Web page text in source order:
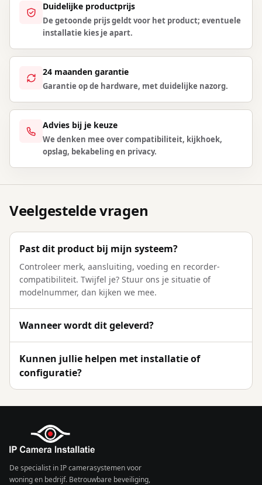
Duidelijke productprijs
De getoonde prijs geldt voor het product; eventuele
installatie kies je apart.
24 maanden garantie
Garantie op de hardware, met duidelijke nazorg.
Advies bij je keuze
We denken mee over compatibiliteit, kijkhoek,
opslag, bekabeling en privacy.
Veelgestelde vragen
Past dit product bij mijn systeem?
Controleer merk, aansluiting, voeding en recorder-
compatibiliteit. Twijfel je? Stuur ons je situatie of
modelnummer, dan kijken we mee.
Wanneer wordt dit geleverd?
Kunnen jullie helpen met installatie of
configuratie?
De specialist in IP camerasystemen voor
woning en bedrijf. Betrouwbare beveiliging,